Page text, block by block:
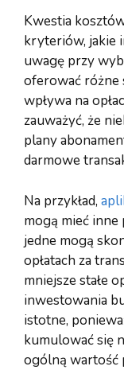
Kwestia
kryteriów, jakie
uwagę przy
oferować różne
wpływa na
zauważyć, że
plany
darmowe
Na przykład,
mogą mieć inne
jedne mogą
opłatach za
mniejsze stałe
inwestowania
istotne,
kumulować się
ogólną wartość